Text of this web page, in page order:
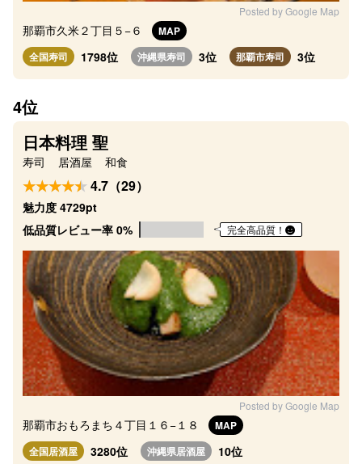
Posted by Google Map
那覇市久米２丁目５−６
MAP
全国寿司
1798位 沖縄県寿司 3位 那覇市寿司 3位
4位
日本料理 聖
寿司 居酒屋 和食
4.7（29）
魅力度 4729pt
低品質レビュー率 0%
完全高品質！
Posted by Google Map
那覇市おもろまち４丁目１６−１８
MAP
全国居酒屋
3280位 沖縄県居酒屋 10位